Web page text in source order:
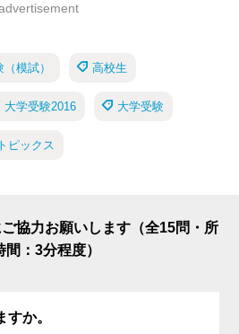
模試） 高校生
大学受験2016 大学受験
ピックス
協力お願いします（全15問・所
間：3分程度）
か。